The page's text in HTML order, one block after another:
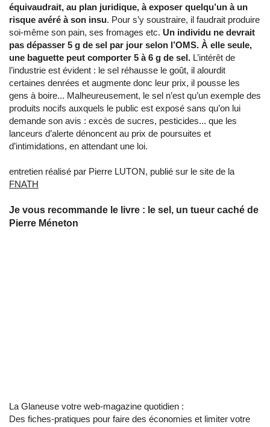
équivaudrait, au plan juridi­que, à exposer quelqu’un à un
risque avéré à son insu. Pour s’y soustraire, il faudrait produire
soi-même son pain, ses fromages etc. Un individu ne devrait
pas dépasser 5 g de sel par jour selon l’OMS. À elle seule,
une baguette peut comporter 5 à 6 g de sel. L’intérêt de
l’industrie est évident : le sel réhausse le goût, il alourdit
certaines denrées et augmente donc leur prix, il pousse les
gens à boire... Malheureusement, le sel n’est qu’un exemple des
produits nocifs auxquels le public est exposé sans qu’on lui
demande son avis : excès de sucres, pesticides... que les
lanceurs d’alerte dénoncent au prix de poursuites et
d’intimidations, en attendant une loi.
entretien réalisé par Pierre LUTON, publié sur le site de la
FNATH
Je vous recommande le livre : le sel, un tueur caché de
Pierre Méneton
La Glaneuse votre web-magazine quotidien :
Des fiches-pratiques pour faire des économies et limiter votre